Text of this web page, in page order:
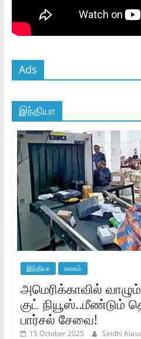
Ads
இந்தியா
இந்தியா உலகம்
அமெரிக்காவில்
குட் நியூஸ்..மீண்டும்
பார்சல் சேவை!
15 October 2025 Seidhi